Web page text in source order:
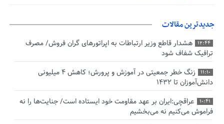
جدیدترین مقالات
12:44
هشدار قاطع وزیر ارتباطات به اپراتورهای گران فروش/ مصرف
ترافیک شفاف شود
11:10
زنگ خطر جمعیتی در آموزش و پرورش؛ کاهش ۴ میلیونی
دانش‌آموزان تا ۱۴۳۲
10:41
عراقچی:ایران بر عهد مقاومت خود ایستاده است/ جنایت‌ها را نه
فراموش می‌کنیم نه می‌بخشیم